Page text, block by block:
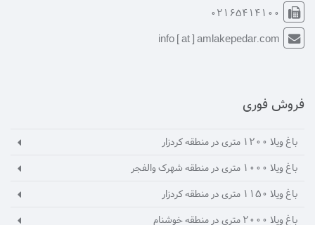
02165414100
info [ at ] amlakepedar.com
فروش فوری
باغ ویلا 1200 متری در منطقه کردزار
باغ ویلا 1000 متری در منطقه شهرک والفجر
باغ ویلا 1150 متری در منطقه کردزار
باغ ویلا 2000 متری در منطقه خوشنام